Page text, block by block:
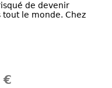
de devenir
tout le monde. Chez
€